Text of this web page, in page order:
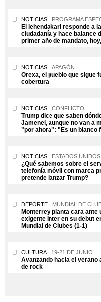
NOTICIAS PROGRAMA
El lehendakari responde a la
ciudadanía y hace balance
primer año de mandato,
NOTICIAS APAGÓN
Orexa, el pueblo que sigue
cobertura
NOTICIAS CONFLICTO
Trump dice que saben
Jamenei, aunque no van a
"por ahora": "Es un blanco
NOTICIAS ESTADOS UNIDOS
¿Qué sabemos sobre el
telefonía móvil con marca
pretende lanzar Trump?
DEPORTE MUNDIAL DE
Monterrey planta cara ante
exigente Inter en su debut
Mundial de Clubes (1-1)
CULTURA 19-21 DE JUNIO
Avanzando hacia el verano
de rock